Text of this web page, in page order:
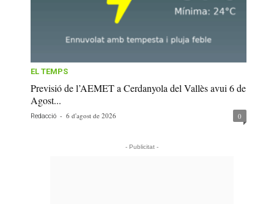
EL TEMPS
Previsió de l’AEMET a Cerdanyola del Vallès avui 6 de
Agost...
Redacció - 6 d'agost de 2026 0
- Publicitat -